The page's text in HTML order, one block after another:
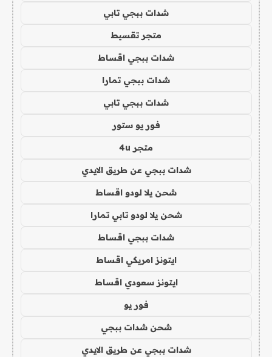
شدات ببجي تابي
متجر تقسيط
شدات ببجي اقساط
شدات ببجي تمارا
شدات ببجي تابي
فور يو ستور
متجر 4u
شدات ببجي عن طريق الايدي
شحن يلا لودو اقساط
شحن يلا لودو تابي تمارا
شدات ببجي اقساط
ايتونز امريكي اقساط
ايتونز سعودي اقساط
فور يو
شحن شدات ببجي
شدات ببجي عن طريق الايدي